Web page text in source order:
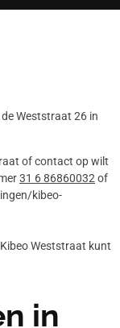
Weststraat 26 in
of contact op wilt
31 6 86860032of
kibeo-
Weststraat kunt
in